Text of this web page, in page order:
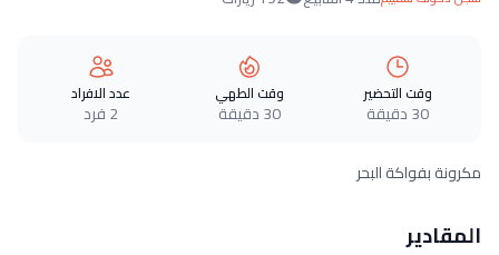
وقت التحضير
30 دقيقة
وقت الطهي
30 دقيقة
عدد الافراد
2 فرد
مكرونة بفواكة البحر
المقادير